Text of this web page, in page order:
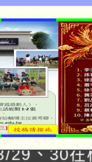
學年度第
甄選結果
29、30在